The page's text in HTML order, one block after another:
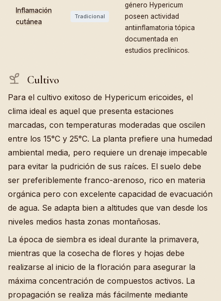
Inflamación
cutánea
Tradicional
género Hypericum
poseen actividad
antiinflamatoria tópica
documentada en
estudios preclínicos.
Cultivo
Para el cultivo exitoso de Hypericum ericoides, el
clima ideal es aquel que presenta estaciones
marcadas, con temperaturas moderadas que oscilen
entre los 15°C y 25°C. La planta prefiere una humedad
ambiental media, pero requiere un drenaje impecable
para evitar la pudrición de sus raíces. El suelo debe
ser preferiblemente franco-arenoso, rico en materia
orgánica pero con excelente capacidad de evacuación
de agua. Se adapta bien a altitudes que van desde los
niveles medios hasta zonas montañosas.
La época de siembra es ideal durante la primavera,
mientras que la cosecha de flores y hojas debe
realizarse al inicio de la floración para asegurar la
máxima concentración de compuestos activos. La
propagación se realiza más fácilmente mediante